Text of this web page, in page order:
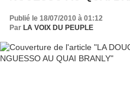
Publié le 18/07/2010 à 01:12
Par LA VOIX DU PEUPLE